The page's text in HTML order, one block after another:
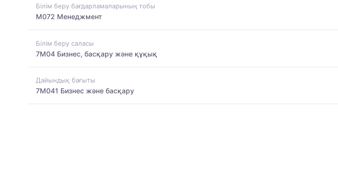
Білім беру бағдарламаларының тобы
M072 Менеджмент
Білім беру саласы
7M04 Бизнес, басқару және құқық
Дайындық бағыты
7M041 Бизнес және басқару